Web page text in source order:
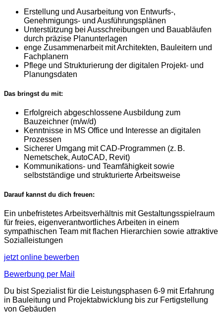
Erstellung und Ausarbeitung von Entwurfs-,
Genehmigungs- und Ausführungsplänen
Unterstützung bei Ausschreibungen und Bauabläufen
durch präzise Planunterlagen
enge Zusammenarbeit mit Architekten, Bauleitern und
Fachplanern
Pflege und Strukturierung der digitalen Projekt- und
Planungsdaten
Das bringst du mit:
Erfolgreich abgeschlossene Ausbildung zum
Bauzeichner (m/w/d)
Kenntnisse in MS Office und Interesse an digitalen
Prozessen
Sicherer Umgang mit CAD-Programmen (z. B.
Nemetschek, AutoCAD, Revit)
Kommunikations- und Teamfähigkeit sowie
selbstständige und strukturierte Arbeitsweise
Darauf kannst du dich freuen:
Ein unbefristetes Arbeitsverhältnis mit Gestaltungsspielraum
für freies, eigenverantwortliches Arbeiten in einem
sympathischen Team mit flachen Hierarchien sowie attraktive
Sozialleistungen
jetzt online bewerben
Bewerbung per Mail
Du bist Spezialist für die Leistungsphasen 6-9 mit Erfahrung
in Bauleitung und Projektabwicklung bis zur Fertigstellung
von Gebäuden